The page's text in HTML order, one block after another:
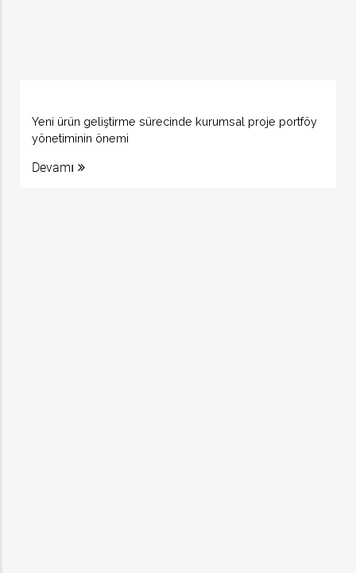
Yeni ürün geliştirme sürecinde kurumsal proje portföy
yönetiminin önemi
Devamı